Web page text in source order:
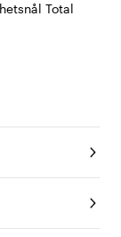
Total